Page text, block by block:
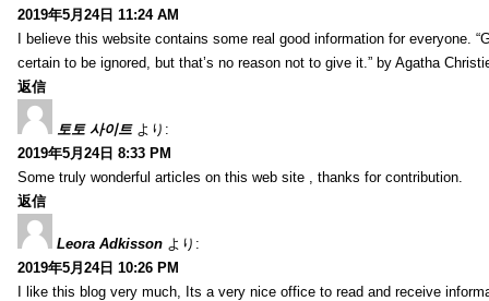
2019年5月24日 11:24 AM
I believe this website contains some real good information for everyone.
certain to be ignored, but that’s no reason not to give it.” by Agatha
返信
토토 사이트 より:
2019年5月24日 8:33 PM
Some truly wonderful articles on this web site , thanks for contribution.
返信
Leora Adkisson より:
2019年5月24日 10:26 PM
I like this blog very much, Its a very nice office to read and receive